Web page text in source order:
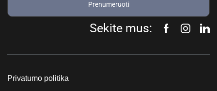
Prenumeruoti
Sekite mus:
Privatumo politika